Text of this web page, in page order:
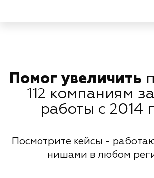
Помог увеличить
112 компаниям
работы с 2014
Посмотрите кейсы -
нишами в любом